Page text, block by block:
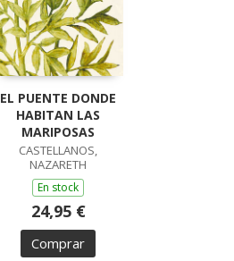
EL PUENTE DONDE
HABITAN LAS
MARIPOSAS
CASTELLANOS,
NAZARETH
En stock
24,95 €
Comprar